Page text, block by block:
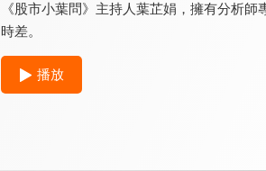
《股市小葉問》主持人葉芷娟，擁有分析
時差。
播放